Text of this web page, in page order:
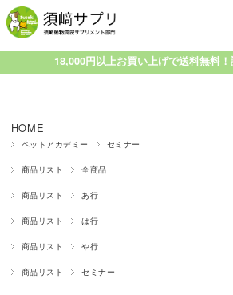
18,000円以上お買い上げで送料無料
HOME
ペットアカデミー セミナー
商品リスト 全商品
商品リスト あ行
商品リスト は行
商品リスト や行
商品リスト セミナー